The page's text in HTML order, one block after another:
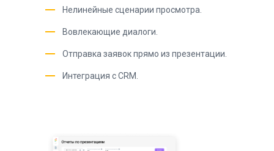
Вовлекающие диалоги.
Отправка заявок прямо из презентации.
Интеграция с CRM.
Нелинейные сценарии просмотра.